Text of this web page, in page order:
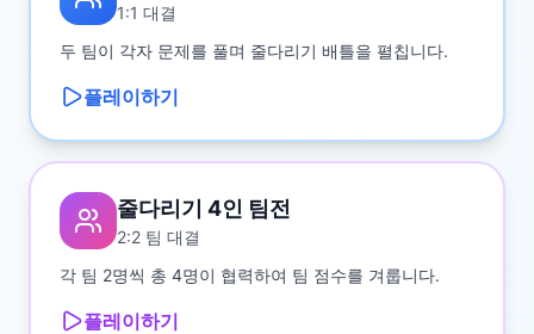
1:1 대결
두 팀이 각자 문제를 풀며 줄다리기 배틀을 펼칩니다.
플레이하기
줄다리기 4인 팀전
2:2 팀 대결
각 팀 2명씩 총 4명이 협력하여 팀 점수를 겨룹니다.
플레이하기